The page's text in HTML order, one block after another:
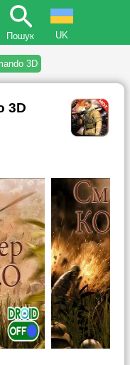
Пошук UK
3D
3D